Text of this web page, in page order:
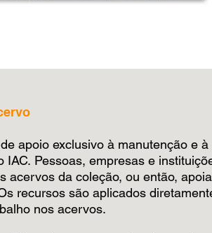
apoio exclusivo à manutenção e à
IAC. Pessoas, empresas e
acervos da coleção, ou então,
recursos são aplicados
nos acervos.